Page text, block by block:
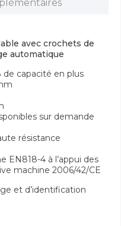
avec crochets de
automatique
de capacité en plus
sur demande
résistance
EN818-4 à l’appui des
machine 2006/42/CE
et d’identification